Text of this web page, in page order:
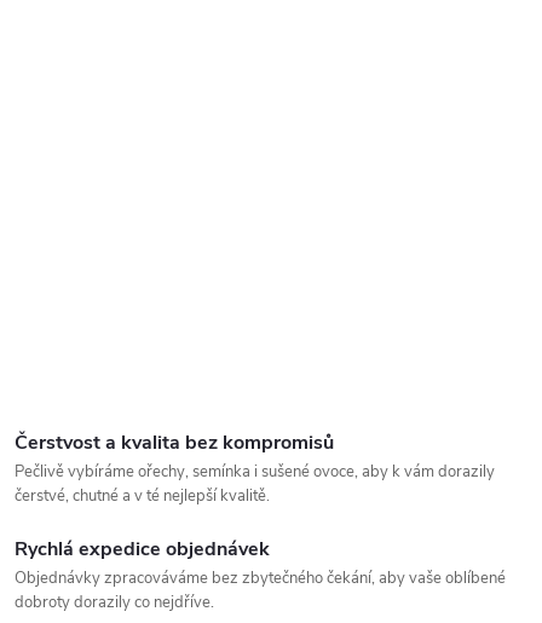
Čerstvost a kvalita bez kompromisů
Pečlivě vybíráme ořechy, semínka i sušené ovoce, aby k vám dorazily
čerstvé, chutné a v té nejlepší kvalitě.
Rychlá expedice objednávek
Objednávky zpracováváme bez zbytečného čekání, aby vaše oblíbené
dobroty dorazily co nejdříve.